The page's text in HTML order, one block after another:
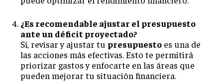
¿Es recomendable ajustar el presupuesto
ante un déficit proyectado?
Sí, revisar y ajustar tu presupuesto es una de
las acciones más efectivas. Esto te permitirá
priorizar gastos y enfocarte en las áreas que
pueden mejorar tu situación financiera.